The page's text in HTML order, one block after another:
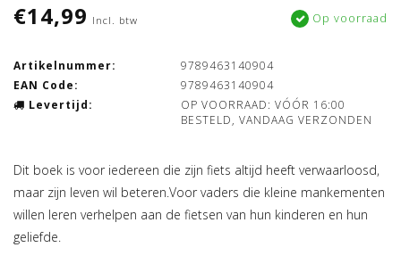
€14,99 Incl. btw Op voorraad
Artikelnummer:
9789463140904
EAN Code:
9789463140904
Levertijd:
OP VOORRAAD: VÓÓR 16:00
BESTELD, VANDAAG VERZONDEN
Dit boek is voor iedereen die zijn fiets altijd heeft verwaarloosd,
maar zijn leven wil beteren.Voor vaders die kleine mankementen
willen leren verhelpen aan de fietsen van hun kinderen en hun
geliefde.